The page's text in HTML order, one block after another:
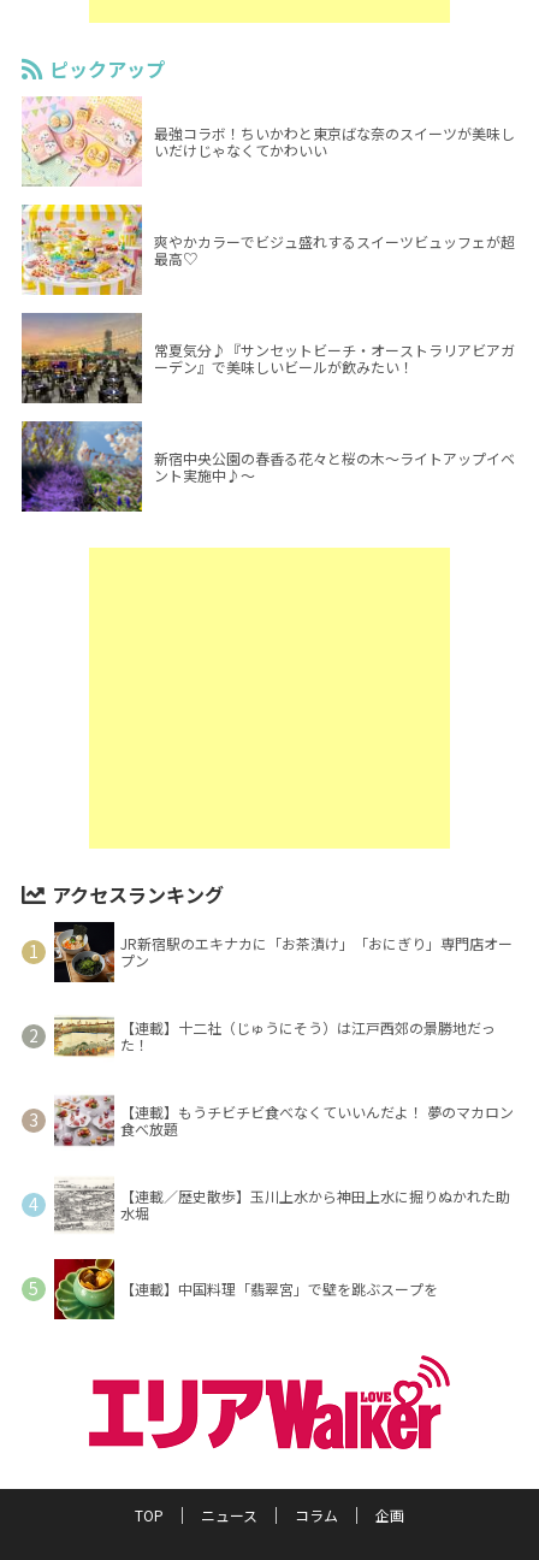
ピックアップ
最強コラボ！ちいかわと東京ばな奈のスイーツが美味し
いだけじゃなくてかわいい
爽やかカラーでビジュ盛れするスイーツビュッフェが超
最高♡
常夏気分♪『サンセットビーチ・オーストラリアビアガ
ーデン』で美味しいビールが飲みたい！
新宿中央公園の春香る花々と桜の木～ライトアップイベ
ント実施中♪～
アクセスランキング
JR新宿駅のエキナカに「お茶漬け」「おにぎり」専門店オー
プン
【連載】十二社（じゅうにそう）は江戸西郊の景勝地だっ
た！
【連載】もうチビチビ食べなくていいんだよ！ 夢のマカロン
食べ放題
【連載／歴史散歩】玉川上水から神田上水に掘りぬかれた助
水堀
【連載】中国料理「翡翠宮」で壁を跳ぶスープを
TOP ニュース コラム 企画